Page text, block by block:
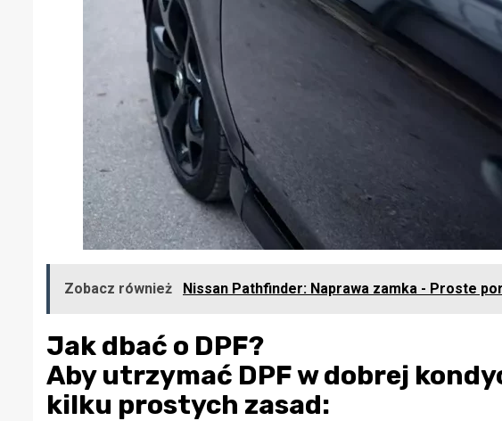
Zobacz również Nissan Pathfinder: Naprawa zamka - Proste
Jak dbać o DPF?
Aby utrzymać DPF w dobrej
kilku prostych zasad: